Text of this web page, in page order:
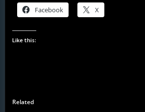
Facebook X
Like this:
Related